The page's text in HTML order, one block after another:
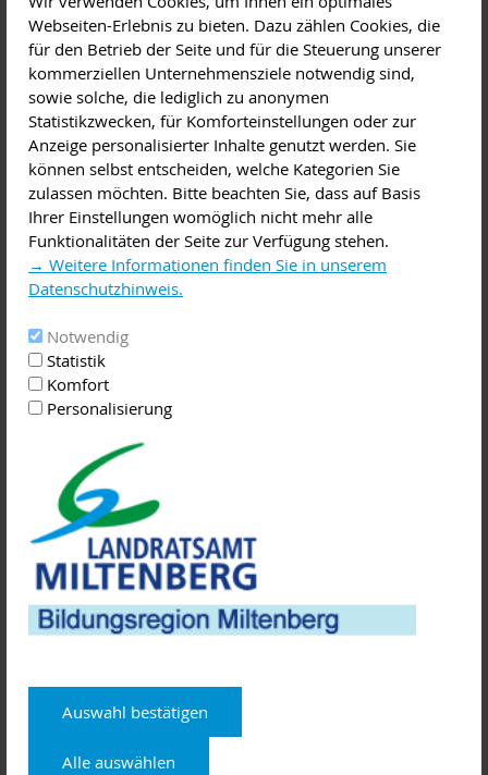
Webseiten-Erlebnis zu bieten. Dazu zählen Cookies, die
für den Betrieb der Seite und für die Steuerung unserer
kommerziellen Unternehmensziele notwendig sind,
sowie solche, die lediglich zu anonymen
Statistikzwecken, für Komforteinstellungen oder zur
Anzeige personalisierter Inhalte genutzt werden. Sie
können selbst entscheiden, welche Kategorien Sie
zulassen möchten. Bitte beachten Sie, dass auf Basis
Ihrer Einstellungen womöglich nicht mehr alle
Funktionalitäten der Seite zur Verfügung stehen.
→ Weitere Informationen finden Sie in unserem
Datenschutzhinweis.
Notwendig
Statistik
Komfort
Personalisierung
Auswahl bestätigen
Alle auswählen
Beckenboden-Insuffizienz - Neuste minimal-invasive
Operationsmethoden"
Versammlung, Vortrag,Beratung,Gesundheit, Selbsthilfe
Diese Veranstaltung im iCal-Format speichern
Die Helios Kliniken Miltenberg und Erlenbach stellen Ihnen
regelmäßig medizinische Erkenntnisse und spannende
Themen aus verschiedenen Fachrichtungen vor. Im Rahmen
der Patientenvorträge informieren unsere Fachärzte über
Ursachen und Behandlungsmöglichkeiten von Erkrankungen,
stellen die neuesten Therapiemöglichkeiten ihres
und Früherkennungsmaßnahmen auf.
Wir hoffen, dass unsere neue Vortragsreihe für das zweite
Halbjahr 2019 Ihnen wieder interessante und hilfreiche
Impulse rund um Ihre Gesundheit bieten kann.
Alle Vorträge richten sich an interessierte Laien und
Betroffene, Fachkenntnisse sind nicht erforderlich.
Alle Besucher sind herzlich eingeladen, themenbezogene
Fragen im Anschluss an den Vortrag direkt mit dem
Referenten zu klären.
Alle Patientenvorträge finden Donnerstag um 18 Uhr
im Multifunktionsraum im Erdgeschoss statt.
Der Eintritt ist frei.
Alle Patientenvorträge der Helios-Kliniken Miltenberg-
Erlenbach finden Siehier auf den Seiten der Helios-Klinik